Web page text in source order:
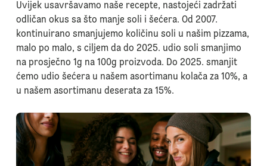
Uvijek usavršavamo naše recepte, nastojeći zadržati
odličan okus sa što manje soli i šećera. Od 2007.
kontinuirano smanjujemo količinu soli u našim pizzama,
malo po malo, s ciljem da do 2025. udio soli smanjimo
na prosječno 1g na 100g proizvoda. Do 2025. smanjit
ćemo udio šećera u našem asortimanu kolača za 10%, a
u našem asortimanu deserata za 15%.